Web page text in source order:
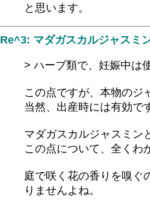
と思います。
Re^3: マダガスカルジャスミ
> ハーブ類で、妊娠中は
この点ですが、本物のジ
当然、出産時には有効で
マダガスカルジャスミン
この点について、全くわ
庭で咲く花の香りを嗅ぐ
りませんよね。